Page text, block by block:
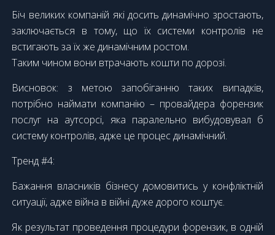
Біч великих компаній які досить динамічно зростають,
заключається в тому, що їх системи контролів не
встигають за їх же динамічним ростом.
Таким чином вони втрачають кошти по дорозі.
Висновок: з метою запобіганню таких випадків,
потрібно наймати компанію – провайдера форензик
послуг на аутсорсі, яка паралельно вибудовувал б
систему контролів, адже це процес динамічний.
Тренд #4:
Бажання власників бізнесу домовитись у конфліктній
ситуації, адже війна в війні дуже дорого коштує.
Як результат проведення процедури форензик, в одній